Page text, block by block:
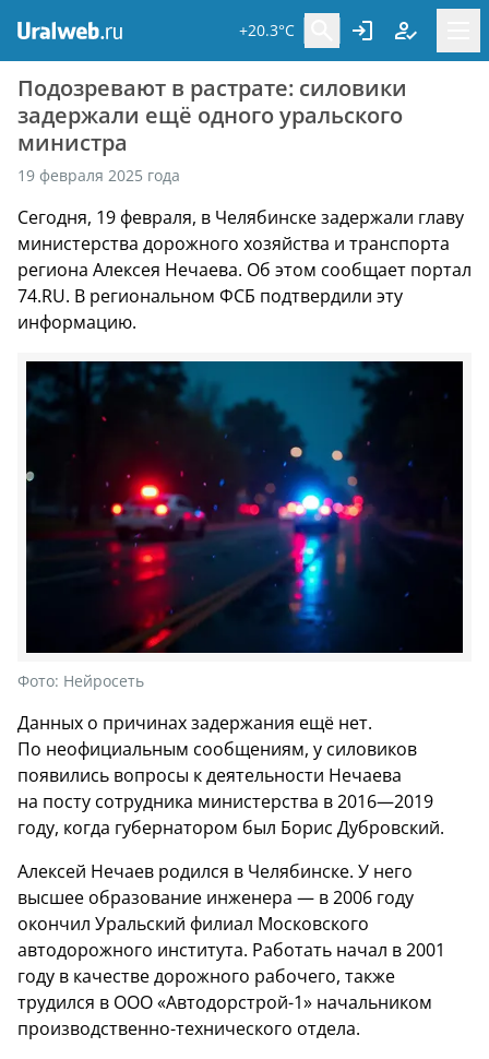
+20.3°C
Подозревают в растрате: силовики
задержали ещё одного уральского
министра
19 февраля 2025 года
Сегодня, 19 февраля, в Челябинске задержали главу
министерства дорожного хозяйства и транспорта
региона Алексея Нечаева. Об этом сообщает портал
74.RU. В региональном ФСБ подтвердили эту
информацию.
Фото: Нейросеть
Данных о причинах задержания ещё нет.
По неофициальным сообщениям, у силовиков
появились вопросы к деятельности Нечаева
на посту сотрудника министерства в 2016—2019
году, когда губернатором был Борис Дубровский.
Алексей Нечаев родился в Челябинске. У него
высшее образование инженера — в 2006 году
окончил Уральский филиал Московского
автодорожного института. Работать начал в 2001
году в качестве дорожного рабочего, также
трудился в ООО «Автодорстрой-1» начальником
производственно-технического отдела.